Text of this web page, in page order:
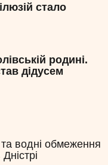
стало
родині.
дідусем
водні обмеження